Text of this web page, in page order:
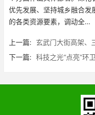
优先发展、坚持城乡融合发
的各类资源要素，调动全…
上一篇: 玄武门大街高架、
下一篇: 科技之光“点亮”环